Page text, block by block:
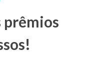
prêmios